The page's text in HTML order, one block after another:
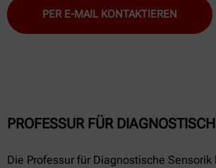
PER E-MAIL KONTAKTIEREN
PROFESSUR FÜR
Die Professur für Diagnostische